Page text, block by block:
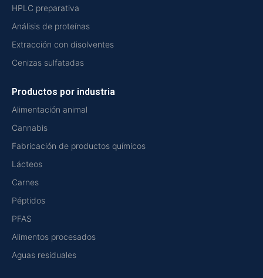
HPLC preparativa
Análisis de proteínas
Extracción con disolventes
Cenizas sulfatadas
Productos por industria
Alimentación animal
Cannabis
Fabricación de productos químicos
Lácteos
Carnes
Péptidos
PFAS
Alimentos procesados
Aguas residuales